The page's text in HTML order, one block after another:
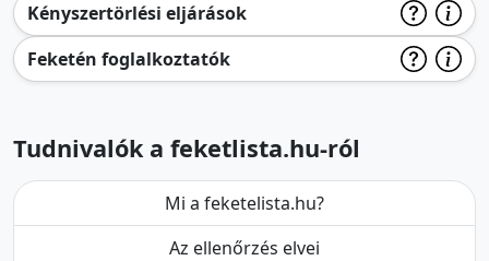
Kényszertörlési eljárások
Feketén foglalkoztatók
Tudnivalók a feketlista.hu-ról
Mi a feketelista.hu?
Az ellenőrzés elvei